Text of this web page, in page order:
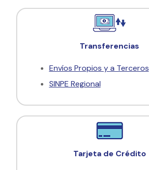
Transferencias
Envíos Propios y a Terceros
SINPE Regional
Tarjeta de Crédito